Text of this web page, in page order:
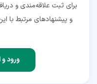
برای ثبت علاقه‌مندی و
و پیشنهادهای مرتبط با
ورود و